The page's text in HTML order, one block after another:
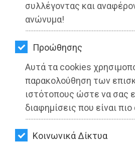
συλλέγοντας και
ανώνυμα!
Προώθησης
Αυτά τα cookies
παρακολούθηση των
ιστότοπους ώστε να σας
διαφημίσεις που είναι
Kοινωνικά Δίκτυα
ΠΕΡΙΒΑΛΛΟΝ
ΚΑΤΟΙΚΙΔΙΟ
ΑΓΓΕΛΙΕΣ
ΕΦΗΜΕΡΙΔΕΣ
OΔΗΓΟΣ
ΑΓΟΡΑΣ
ΨΙΘΥΡΟΙ
4 Οκτωβρίου:
Διαβάστηκε 3629 φορές
Από τo